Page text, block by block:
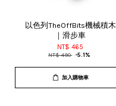
以色列TheOffBits機械積木
｜滑步車
NT$ 465
NT$ 490 -5.1%
加入購物車